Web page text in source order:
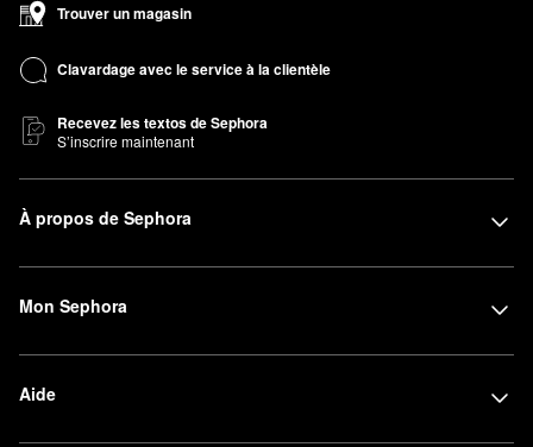
Trouver un magasin
Clavardage avec le service à la clientèle
Recevez les textos de Sephora
S’inscrire maintenant
À propos de Sephora
Mon Sephora
Aide